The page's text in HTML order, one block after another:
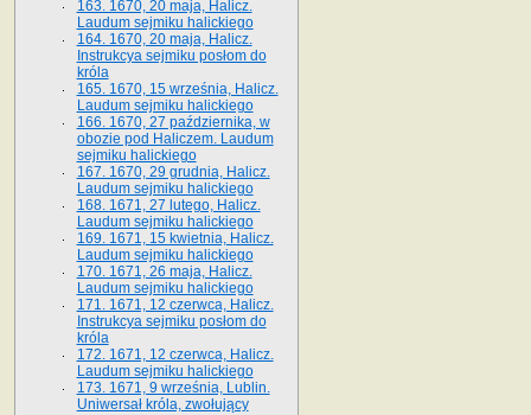
163. 1670, 20 maja, Halicz.
Laudum sejmiku halickiego
164. 1670, 20 maja, Halicz.
Instrukcya sejmiku posłom do
króla
165. 1670, 15 września, Halicz.
Laudum sejmiku halickiego
166. 1670, 27 października, w
obozie pod Haliczem. Laudum
sejmiku halickiego
167. 1670, 29 grudnia, Halicz.
Laudum sejmiku halickiego
168. 1671, 27 lutego, Halicz.
Laudum sejmiku halickiego
169. 1671, 15 kwietnia, Halicz.
Laudum sejmiku halickiego
170. 1671, 26 maja, Halicz.
Laudum sejmiku halickiego
171. 1671, 12 czerwca, Halicz.
Instrukcya sejmiku posłom do
króla
172. 1671, 12 czerwca, Halicz.
Laudum sejmiku halickiego
173. 1671, 9 września, Lublin.
Uniwersał króla, zwołujący